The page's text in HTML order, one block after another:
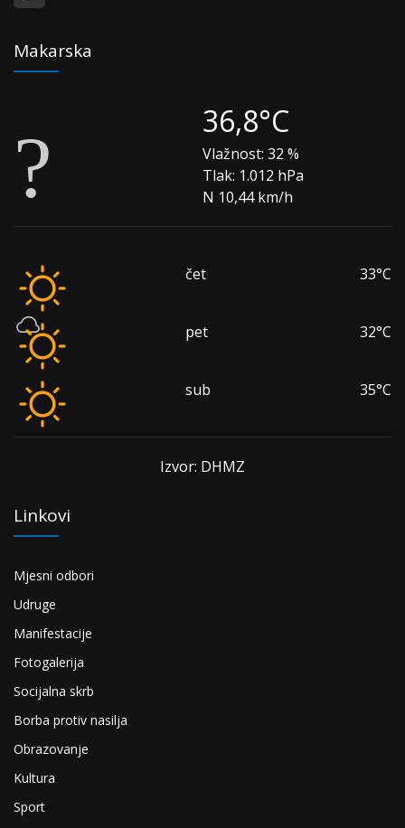
Makarska
36,8°C
Vlažnost: 32 %
Tlak: 1.012 hPa
N 10,44 km/h
čet 33°C
pet 32°C
sub 35°C
Izvor: DHMZ
Linkovi
Mjesni odbori
Udruge
Manifestacije
Fotogalerija
Socijalna skrb
Borba protiv nasilja
Obrazovanje
Kultura
Sport